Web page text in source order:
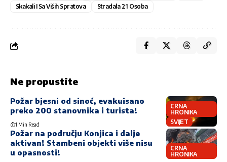
Skakali I Sa Viših Spratova
Stradala 21 Osoba
Ne propustite
CRNA
HRONIKA
SVIJET
Požar bjesni od sinoć, evakuisano
preko 200 stanovnika i turista!
1 Min Read
CRNA
HRONIKA
Požar na području Konjica i dalje
aktivan! Stambeni objekti više nisu
u opasnosti!